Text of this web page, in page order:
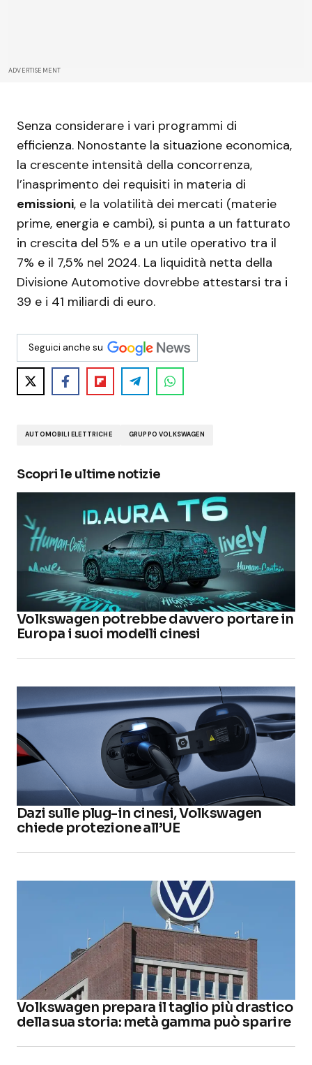
ADVERTISEMENT
Senza considerare i vari programmi di
efficienza. Nonostante la situazione economica,
la crescente intensità della concorrenza,
l’inasprimento dei requisiti in materia di
emissioni, e la volatilità dei mercati (materie
prime, energia e cambi), si punta a un fatturato
in crescita del 5% e a un utile operativo tra il
7% e il 7,5% nel 2024. La liquidità netta della
Divisione Automotive dovrebbe attestarsi tra i
39 e i 41 miliardi di euro.
Seguici anche su
AUTOMOBILI ELETTRICHE GRUPPO VOLKSWAGEN
Scopri le ultime notizie
Volkswagen potrebbe davvero portare in
Europa i suoi modelli cinesi
Dazi sulle plug-in cinesi, Volkswagen
chiede protezione all’UE
Volkswagen prepara il taglio più drastico
della sua storia: metà gamma può sparire